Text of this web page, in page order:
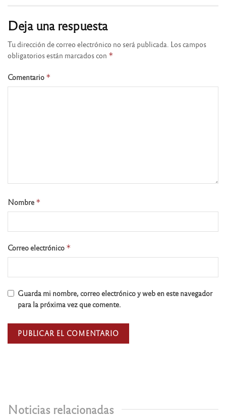
Noticias relacionadas
Deja una respuesta
Tu dirección de correo electrónico no será publicada. Los campos
obligatorios están marcados con *
Comentario *
Nombre *
Correo electrónico *
Guarda mi nombre, correo electrónico y web en este navegador
para la próxima vez que comente.